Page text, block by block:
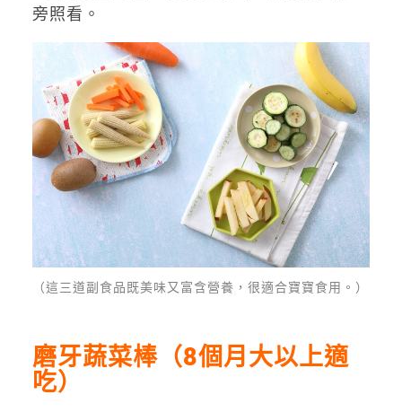
旁照看。
（這三道副食品既美味又富含營養，很適合寶寶食用。）
磨牙蔬菜棒（8個月大以上適
吃）